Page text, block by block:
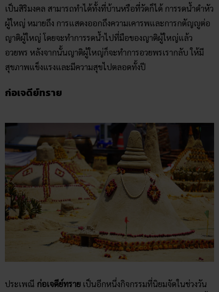
เป็นสิริมงคล สามารถทำได้ทั้งที่บ้านหรือที่วัดก็ได้ การรดน้ำดำหัว
ผู้ใหญ่ หมายถึง การแสดงออกถึงความเคารพและการกตัญญูต่อ
ญาติผู้ใหญ่ โดยจะทำการรดน้ำไปที่มือของญาติผู้ใหญ่แล้ว
อวยพร หลังจากนั้นญาติผู้ใหญ่ก็จะทำการอวยพรเรากลับ ให้มี
สุขภาพแข็งแรงและมีความสุขไปตลอดทั้งปี
ก่อเจดีย์ทราย
ประเพณี ก่อเจดีย์ทราย เป็นอีกหนึ่งกิจกรรมที่นิยมจัดในช่วงวัน